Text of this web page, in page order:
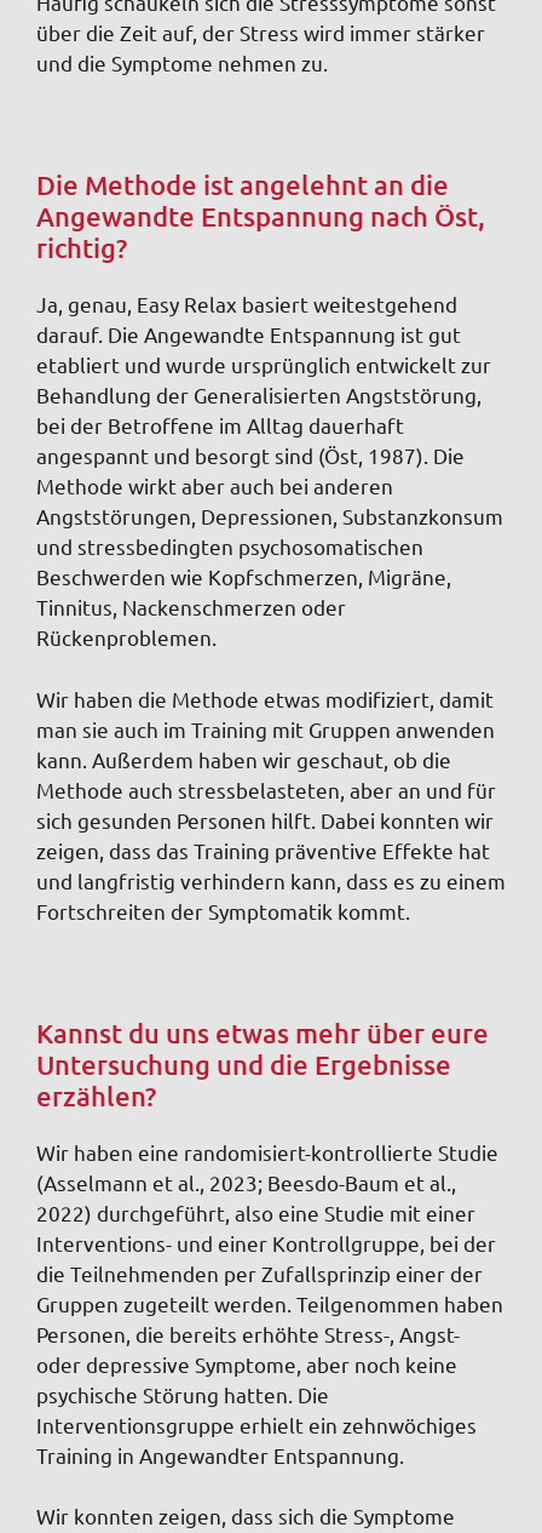
über die Zeit auf, der Stress wird immer stärker
und die Symptome nehmen zu.
Die Methode ist angelehnt an die
Angewandte Entspannung nach Öst,
richtig?
Ja, genau, Easy Relax basiert weitestgehend
darauf. Die Angewandte Entspannung ist gut
etabliert und wurde ursprünglich entwickelt zur
Behandlung der Generalisierten Angststörung,
bei der Betroffene im Alltag dauerhaft
angespannt und besorgt sind (Öst, 1987). Die
Methode wirkt aber auch bei anderen
Angststörungen, Depressionen, Substanzkonsum
und stressbedingten psychosomatischen
Beschwerden wie Kopfschmerzen, Migräne,
Tinnitus, Nackenschmerzen oder
Rückenproblemen.
Wir haben die Methode etwas modifiziert, damit
man sie auch im Training mit Gruppen anwenden
kann. Außerdem haben wir geschaut, ob die
Methode auch stressbelasteten, aber an und für
sich gesunden Personen hilft. Dabei konnten wir
zeigen, dass das Training präventive Effekte hat
und langfristig verhindern kann, dass es zu einem
Fortschreiten der Symptomatik kommt.
Kannst du uns etwas mehr über eure
Untersuchung und die Ergebnisse
erzählen?
Wir haben eine randomisiert-kontrollierte Studie
(Asselmann et al., 2023; Beesdo-Baum et al.,
2022) durchgeführt, also eine Studie mit einer
Interventions- und einer Kontrollgruppe, bei der
die Teilnehmenden per Zufallsprinzip einer der
Gruppen zugeteilt werden. Teilgenommen haben
Personen, die bereits erhöhte Stress-, Angst-
oder depressive Symptome, aber noch keine
psychische Störung hatten. Die
Interventionsgruppe erhielt ein zehnwöchiges
Training in Angewandter Entspannung.
Wir konnten zeigen, dass sich die Symptome